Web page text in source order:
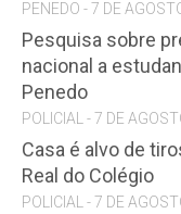
PENEDO - 7 DE
Pesquisa sobre
nacional a
Penedo
POLICIAL - 7 DE
Casa é alvo de
Real do Colégio
POLICIAL - 7 DE